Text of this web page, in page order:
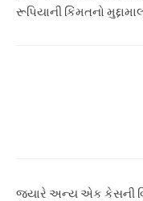
રૂપિયાની કિંમતનો
જ્યારે અન્ય એક કેસની